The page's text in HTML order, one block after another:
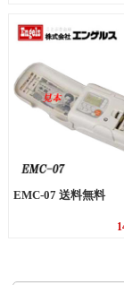
EMC-07 送料無料